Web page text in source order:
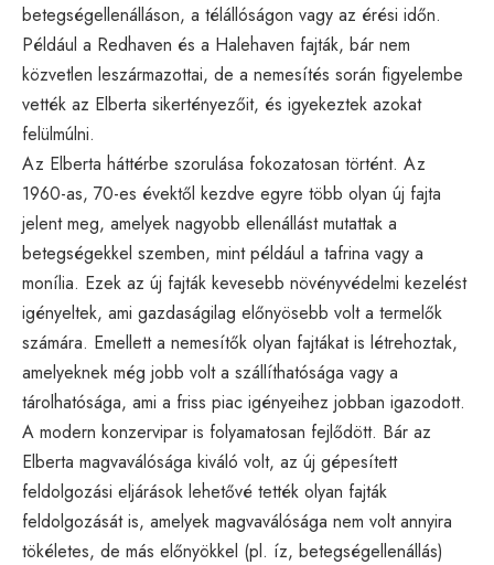
betegségellenálláson, a télállóságon vagy az érési időn.
Például a Redhaven és a Halehaven fajták, bár nem
közvetlen leszármazottai, de a nemesítés során figyelembe
vették az Elberta sikertényezőit, és igyekeztek azokat
felülmúlni.
Az Elberta háttérbe szorulása fokozatosan történt. Az
1960-as, 70-es évektől kezdve egyre több olyan új fajta
jelent meg, amelyek nagyobb ellenállást mutattak a
betegségekkel szemben, mint például a tafrina vagy a
monília. Ezek az új fajták kevesebb növényvédelmi kezelést
igényeltek, ami gazdaságilag előnyösebb volt a termelők
számára. Emellett a nemesítők olyan fajtákat is létrehoztak,
amelyeknek még jobb volt a szállíthatósága vagy a
tárolhatósága, ami a friss piac igényeihez jobban igazodott.
A modern konzervipar is folyamatosan fejlődött. Bár az
Elberta magvaválósága kiváló volt, az új gépesített
feldolgozási eljárások lehetővé tették olyan fajták
feldolgozását is, amelyek magvaválósága nem volt annyira
tökéletes, de más előnyökkel (pl. íz, betegségellenállás)